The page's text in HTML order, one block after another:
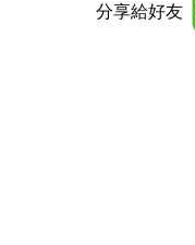
分享給好友